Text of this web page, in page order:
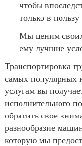
чтобы
только в пользу
Мы ценим
ему лучшие
Транспортировка
самых популярных
услугам вы
исполнительного
обратить свое
разнообразие
которую мы